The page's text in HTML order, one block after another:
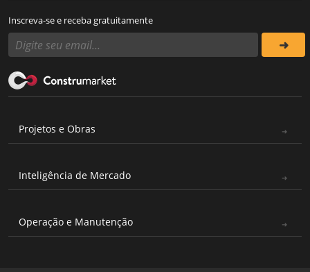
Inscreva-se e receba gratuitamente
Projetos e Obras
Inteligência de Mercado
Operação e Manutenção